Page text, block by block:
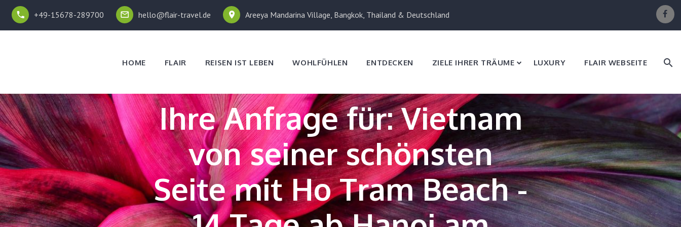
+49-15678-289700 hello@flair-travel.de Areeya Mandarina Village, Bangkok, Thailand & Deutschland
HOME FLAIR REISEN IST LEBEN WOHLFÜHLEN ENTDECKEN ZIELE IHRER TRÄUME LUXURY FLAIR WEBSEITE
Ihre Anfrage für: Vietnam
von seiner schönsten
Seite mit Ho Tram Beach -